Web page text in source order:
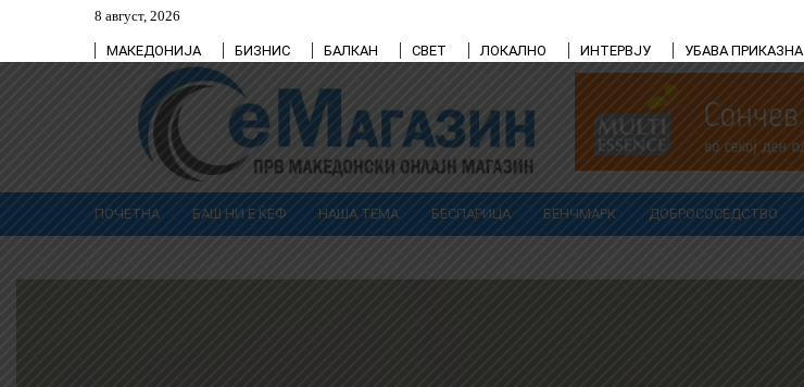
8 август, 2026
МАКЕДОНИЈА БИЗНИС БАЛКАН СВЕТ ЛОКАЛНО ИНТЕРВЈУ УБАВА ПРИКАЗНА
ПОЧЕТНА БАШ НИ Е ЌЕФ НАША ТЕМА БЕСПАРИЦА БЕНЧМАРК ДОБРОСОСЕДСТВО